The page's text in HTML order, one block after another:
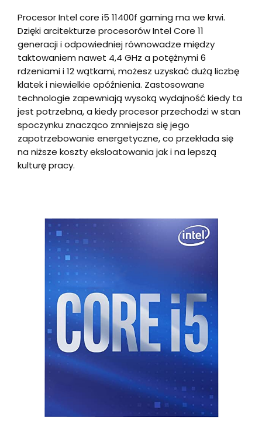
Procesor Intel core i5 11400f gaming ma we krwi.
Dzięki arcitekturze procesorów Intel Core 11
generacji i odpowiedniej równowadze między
taktowaniem nawet 4,4 GHz a potężnymi 6
rdzeniami i 12 wątkami, możesz uzyskać dużą liczbę
klatek i niewielkie opóźnienia. Zastosowane
technologie zapewniają wysoką wydajność kiedy ta
jest potrzebna, a kiedy procesor przechodzi w stan
spoczynku znacząco zmniejsza się jego
zapotrzebowanie energetyczne, co przekłada się
na niższe koszty eksloatowania jak i na lepszą
kulturę pracy.